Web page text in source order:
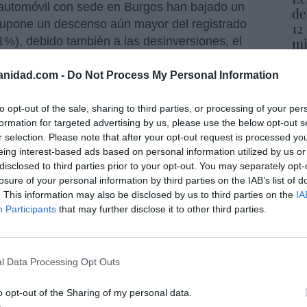
- Do Not Process My Personal Information
opt-out of the sale, sharing to third parties, or processing of your
for targeted advertising by us, please use the below opt-out
selection. Please note that after your opt-out request is processed
interest-based ads based on personal information utilized by us
to third parties prior to your opt-out. You may separately
of your personal information by third parties on the IAB’s list of
This information may also be disclosed by us to third parties on the
Participants that may further disclose it to other third parties.
Data Processing Opt Outs
opt-out of the Sharing of my personal data.
con sede en Burgos han bajado un
un descenso aún mayor del registrado
debido también a las desinversiones, el
de algunos programas, el ciclo de vida
contribución de los ingresos portooling
comparables -es decir, ajustado al nuevo
divisa-, los ingresos han descendido sólo
Antolin insiste en fortalecer su
tras las últimas pérdidas:
presencia en India
alegrías a Antolin. Tras cerrar el año
un 81% superior a la de 2024, ha
favorable en la adjudicación de nuevos
y